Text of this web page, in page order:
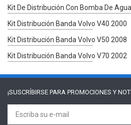
Kit De Distribución Con Bomba De
Kit Distribución Banda Volvo V40 2000
Kit Distribución Banda Volvo V50 2008
Kit Distribución Banda Volvo V70 2002
¡SUSCRÍBIRSE PARA PROMOCIONES Y